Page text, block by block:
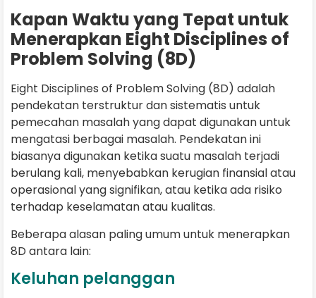
Kapan Waktu yang Tepat untuk
Menerapkan Eight Disciplines of
Problem Solving (8D)
Eight Disciplines of Problem Solving (8D) adalah
pendekatan terstruktur dan sistematis untuk
pemecahan masalah yang dapat digunakan untuk
mengatasi berbagai masalah. Pendekatan ini
biasanya digunakan ketika suatu masalah terjadi
berulang kali, menyebabkan kerugian finansial atau
operasional yang signifikan, atau ketika ada risiko
terhadap keselamatan atau kualitas.
Beberapa alasan paling umum untuk menerapkan
8D antara lain:
Keluhan pelanggan